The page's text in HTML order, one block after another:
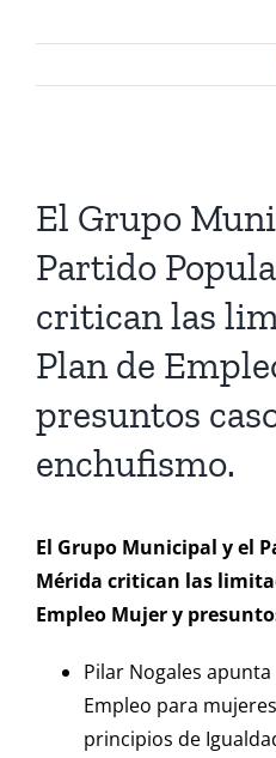
imagen
grande
El Grupo
Partido
critican las
Plan de
presuntos
enchufismo.
El Grupo Municipal y el
Mérida critican las
Empleo Mujer y
Pilar Nogales
Empleo para
principios de